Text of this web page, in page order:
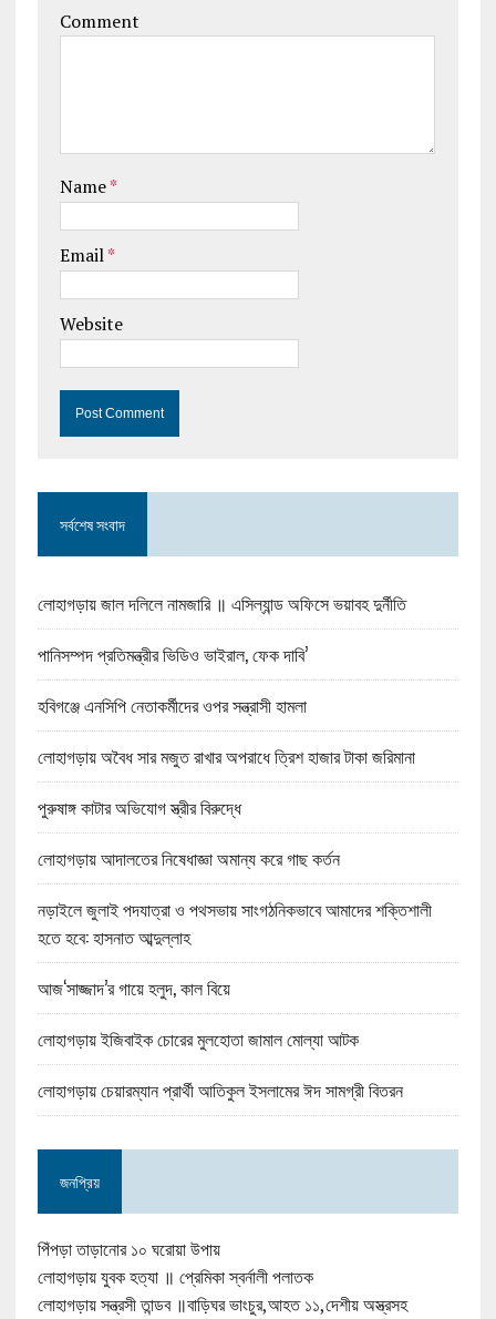
Comment
Name*
Email*
Website
সর্বশেষ সংবাদ
লোহাগড়ায় জাল দলিলে নামজারি ॥ এসিল্যান্ড অফিসে ভয়াবহ দুর্নীতি
পানিসম্পদ প্রতিমন্ত্রীর ভিডিও ভাইরাল, ফেক দাবি’
হবিগঞ্জে এনসিপি নেতাকর্মীদের ওপর সন্ত্রাসী হামলা
লোহাগড়ায় অবৈধ সার মজুত রাখার অপরাধে ত্রিশ হাজার টাকা জরিমানা
পুরুষাঙ্গ কাটার অভিযোগ স্ত্রীর বিরুদ্ধে
লোহাগড়ায় আদালতের নিষেধাজ্ঞা অমান্য করে গাছ কর্তন
নড়াইলে জুলাই পদযাত্রা ও পথসভায় সাংগঠনিকভাবে আমাদের শক্তিশালী
হতে হবে: হাসনাত আব্দুল্লাহ
আজ‘সাজ্জাদ’র গায়ে হলুদ, কাল বিয়ে
লোহাগড়ায় ইজিবাইক চোরের মুলহোতা জামাল মোল্যা আটক
লোহাগড়ায় চেয়ারম্যান প্রার্থী আতিকুল ইসলামের ঈদ সামগ্রী বিতরন
জনপ্রিয়
পিঁপড়া তাড়ানোর ১০ ঘরোয়া উপায়
লোহাগড়ায় যুবক হত্যা ॥ প্রেমিকা স্বর্নালী পলাতক
লোহাগড়ায় সন্ত্রসী তান্ডব ॥বাড়িঘর ভাংচুর,আহত ১১,দেশীয় অস্ত্রসহ